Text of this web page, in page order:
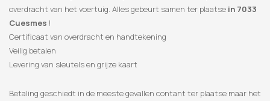
overdracht van het voertuig. Alles gebeurt samen ter plaatse in 7033
Cuesmes !
Certificaat van overdracht en handtekening
Veilig betalen
Levering van sleutels en grijze kaart
Betaling geschiedt in de meeste gevallen contant ter plaatse maar het